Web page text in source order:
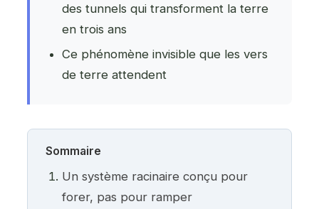
des tunnels qui transforment la terre
en trois ans
Ce phénomène invisible que les vers
de terre attendent
Sommaire
Un système racinaire conçu pour
forer, pas pour ramper